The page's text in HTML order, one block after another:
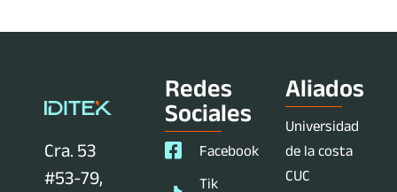
Cra. 53
#53-79,
Redes
Sociales
Facebook
Tik
Aliados
Universidad
de la costa
CUC